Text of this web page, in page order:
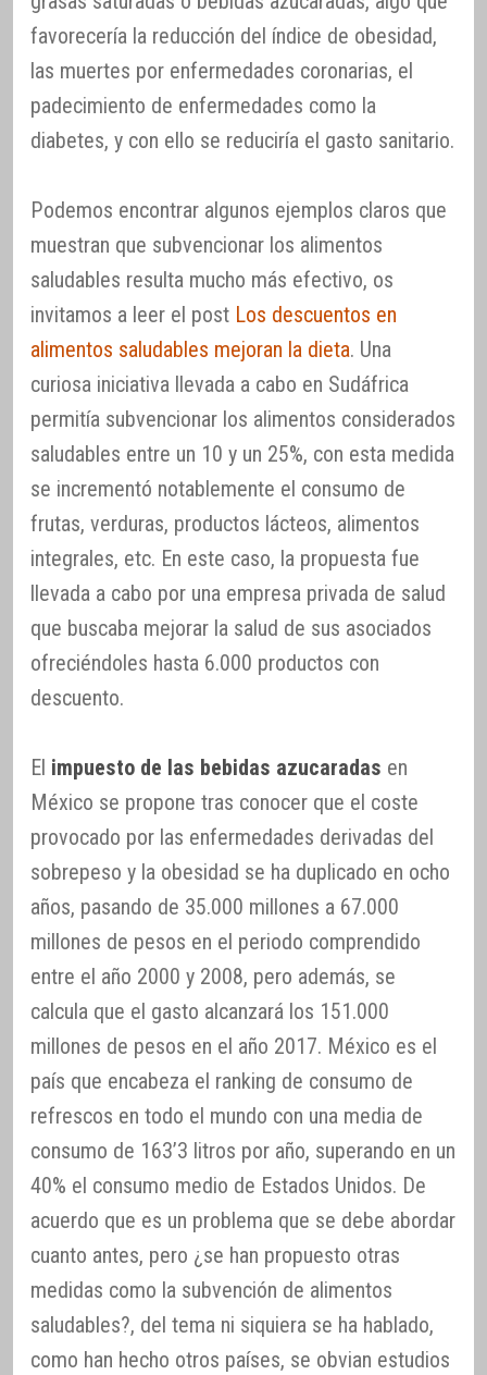
favorecería la reducción del índice de obesidad,
las muertes por enfermedades coronarias, el
padecimiento de enfermedades como la
diabetes, y con ello se reduciría el gasto sanitario.
Podemos encontrar algunos ejemplos claros que
muestran que subvencionar los alimentos
saludables resulta mucho más efectivo, os
invitamos a leer el post Los descuentos en
alimentos saludables mejoran la dieta. Una
curiosa iniciativa llevada a cabo en Sudáfrica
permitía subvencionar los alimentos considerados
saludables entre un 10 y un 25%, con esta medida
se incrementó notablemente el consumo de
frutas, verduras, productos lácteos, alimentos
integrales, etc. En este caso, la propuesta fue
llevada a cabo por una empresa privada de salud
que buscaba mejorar la salud de sus asociados
ofreciéndoles hasta 6.000 productos con
descuento.
El impuesto de las bebidas azucaradas en
México se propone tras conocer que el coste
provocado por las enfermedades derivadas del
sobrepeso y la obesidad se ha duplicado en ocho
años, pasando de 35.000 millones a 67.000
millones de pesos en el periodo comprendido
entre el año 2000 y 2008, pero además, se
calcula que el gasto alcanzará los 151.000
millones de pesos en el año 2017. México es el
país que encabeza el ranking de consumo de
refrescos en todo el mundo con una media de
consumo de 163’3 litros por año, superando en un
40% el consumo medio de Estados Unidos. De
acuerdo que es un problema que se debe abordar
cuanto antes, pero ¿se han propuesto otras
medidas como la subvención de alimentos
saludables?, del tema ni siquiera se ha hablado,
como han hecho otros países, se obvian estudios